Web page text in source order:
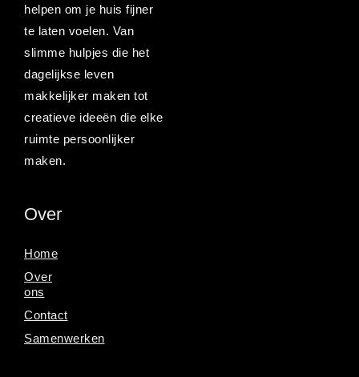
helpen om je huis fijner
te laten voelen. Van
slimme hulpjes die het
dagelijkse leven
makkelijker maken tot
creatieve ideeën die elke
ruimte persoonlijker
maken.
Over
Home
Over
ons
Contact
Samenwerken